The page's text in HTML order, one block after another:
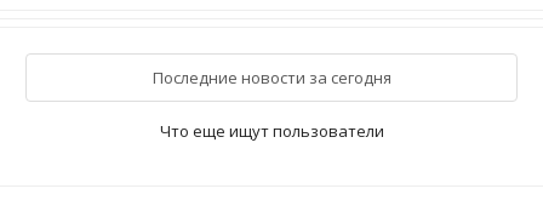
Последние новости за сегодня
Что еще ищут пользователи